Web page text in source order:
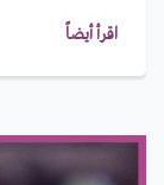
اقرأ أيضاً